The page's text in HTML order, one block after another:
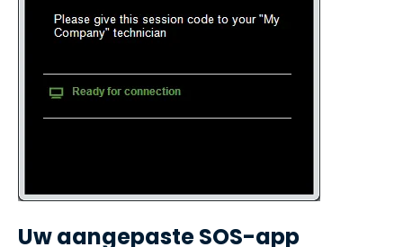
Uw aangepaste SOS-app